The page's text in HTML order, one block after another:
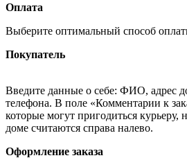
Оплата
Выберите оптимальный способ
Покупатель
Введите данные о себе: ФИО, адрес
телефона. В поле «Комментарии к
которые могут пригодиться курьеру,
доме считаются справа налево.
Оформление заказа